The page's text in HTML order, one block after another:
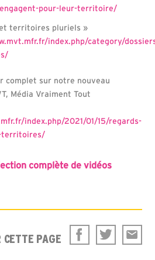
pour-leur-territoire/
territoires pluriels »
index.php/category/
complet sur notre nouveau
Média Vraiment Tout
index.php/2021/01/15/regards-
territoires/
complète de vidéos
CETTE PAGE